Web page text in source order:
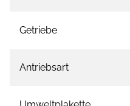
Getriebe
Antriebsart